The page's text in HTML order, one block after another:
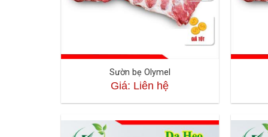
Sườn bẹ Olymel
Giá: Liên hệ